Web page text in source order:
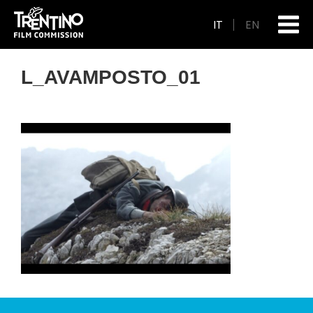
IT EN
L_AVAMPOSTO_01